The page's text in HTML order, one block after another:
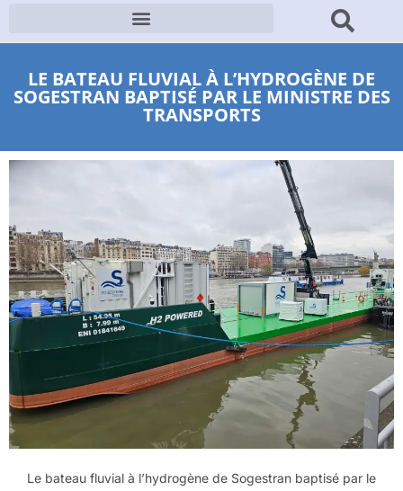
LE BATEAU FLUVIAL À L’HYDROGÈNE DE
SOGESTRAN BAPTISÉ PAR LE MINISTRE DES
TRANSPORTS
Le bateau fluvial à l’hydrogène de Sogestran baptisé par le